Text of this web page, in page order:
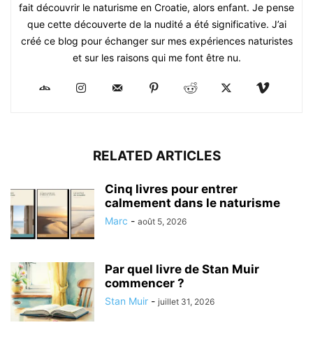
fait découvrir le naturisme en Croatie, alors enfant. Je pense
que cette découverte de la nudité a été significative. J’ai
créé ce blog pour échanger sur mes expériences naturistes
et sur les raisons qui me font être nu.
RELATED ARTICLES
Cinq livres pour entrer
calmement dans le naturisme
Marc - août 5, 2026
Par quel livre de Stan Muir
commencer ?
Stan Muir - juillet 31, 2026